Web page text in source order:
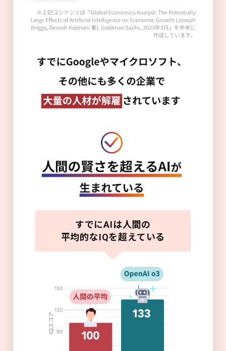
すでにAIは人間の
平均的なIQを超えている